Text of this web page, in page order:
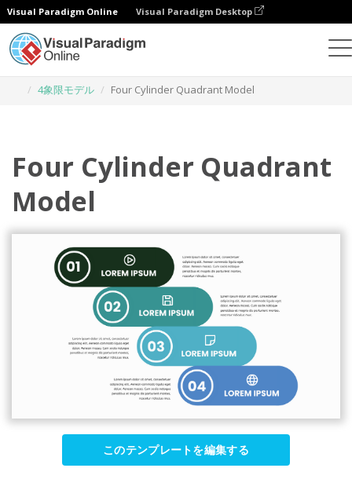
Visual Paradigm Online Visual Paradigm Desktop
4象限モデル
Four Cylinder Quadrant Model
Four Cylinder Quadrant
Model
このテンプレートを編集する